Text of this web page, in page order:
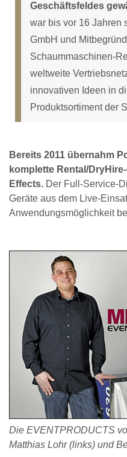
Geschäftsfeldes
war bis vor 16 Jahren
GmbH und
Schaummaschinen-
weltweite
innovativen Ideen in
Produktsortiment der
Bereits 2011 übernahm
komplette Rental/
Effects. Der Full-Service-
Geräte aus dem Live-
Anwendungsmöglichkeit
Die EVENTPRODUCTS
Matthias Lohr (links) und